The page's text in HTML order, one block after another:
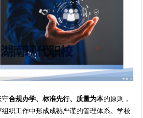
守合规办学、标准先行、质量为本的原则，
织工作中形成成熟严谨的管理体系。学校